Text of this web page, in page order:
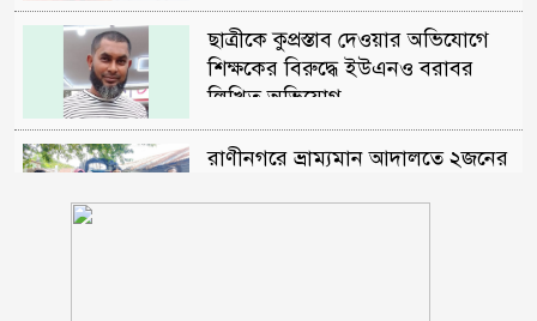
ছাত্রীকে কুপ্রস্তাব দেওয়ার অভিযোগে
শিক্ষকের বিরুদ্ধে ইউএনও বরাবর
লিখিত অভিযোগ
রাণীনগরে ভ্রাম্যমান আদালতে ২জনের